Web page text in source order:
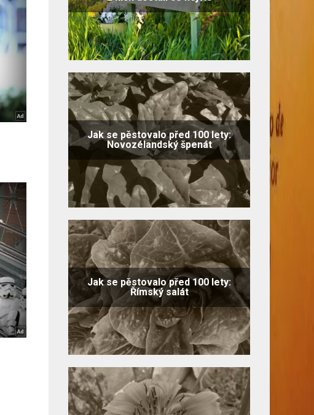
Jak se pěstovalo před 100 lety:
Novozélandský špenát
Jak se pěstovalo před 100 lety:
Římský salát